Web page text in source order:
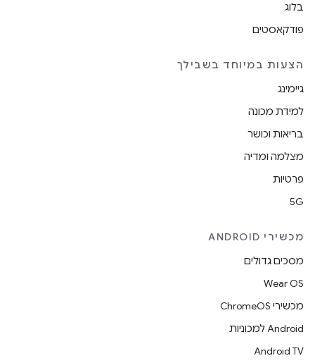
בלוג
פודקאסטים
הצעות במיוחד בשבילך
גיימינג
למידת מכונה
בריאות וכושר
מצלמה ומדיה
פרטיות
5G
מכשירי ANDROID
מסכים גדולים
Wear OS
מכשירי ChromeOS
Android למכוניות
Android TV